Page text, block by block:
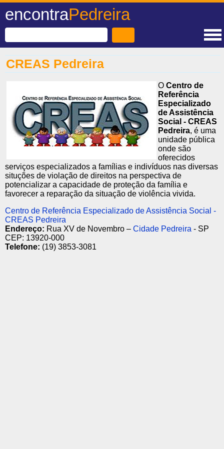
encontraPedreira
CREAS Pedreira
O Centro de
Referência
Especializado
de Assistência
Social - CREAS
Pedreira, é uma
unidade pública
onde são
oferecidos
serviços especializados a famílias e indivíduos nas diversas
situções de violação de direitos na perspectiva de
potencializar a capacidade de proteção da família e
favorecer a reparação da situação de violência vivida.
Centro de Referência Especializado de Assistência Social -
CREAS Pedreira
Endereço: Rua XV de Novembro – Cidade Pedreira - SP
CEP: 13920-000
Telefone: (19) 3853-3081